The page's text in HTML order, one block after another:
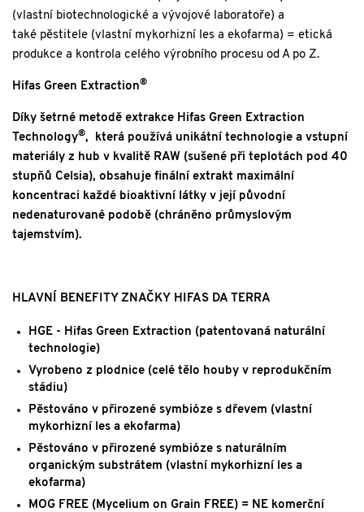
(vlastní biotechnologické a vývojové laboratoře) a
také pěstitele (vlastní mykorhizní les a ekofarma) = etická
produkce a kontrola celého výrobního procesu od A po Z.
Hifas Green Extraction®
Díky šetrné metodě extrakce Hifas Green Extraction
Technology®, která používá unikátní technologie a vstupní
materiály z hub v kvalitě RAW (sušené při teplotách pod 40
stupňů Celsia), obsahuje finální extrakt maximální
koncentraci každé bioaktivní látky v její původní
nedenaturované podobě (chráněno průmyslovým
tajemstvím).
HLAVNÍ BENEFITY ZNAČKY HIFAS DA TERRA
HGE - Hifas Green Extraction (patentovaná naturální
technologie)
Vyrobeno z plodnice (celé tělo houby v reprodukčním
stádiu)
Pěstováno v přirozené symbióze s dřevem (vlastní
mykorhizní les a ekofarma)
Pěstováno v přirozené symbióze s naturálním
organickým substrátem (vlastní mykorhizní les a
ekofarma)
MOG FREE (Mycelium on Grain FREE) = NE komerční